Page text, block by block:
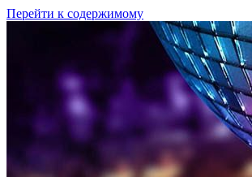
Перейти к содержимому